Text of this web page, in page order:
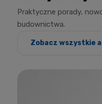
Praktyczne porady,
budownictwa.
Zobacz wszystkie